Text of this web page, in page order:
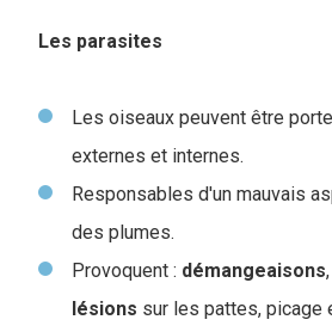
Les parasites
Les oiseaux peuvent être
externes et internes.
Responsables d'un mauvais
des plumes.
Provoquent : démangeaisons
lésions sur les pattes, picage